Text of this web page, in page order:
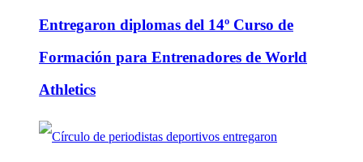
Entregaron diplomas del 14º Curso de
Formación para Entrenadores de World
Athletics